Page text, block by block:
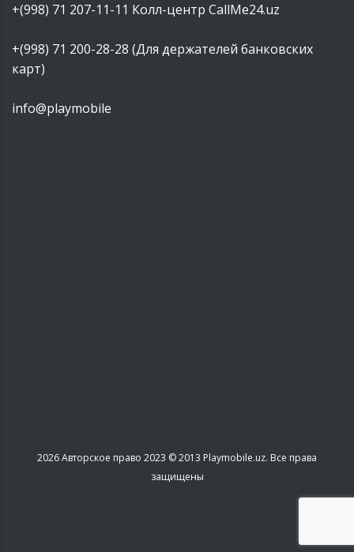
+(998) 71 207-11-11 Колл-центр CallMe24.uz
+(998) 71 200-28-28 (Для держателей банковских
карт)
info@playmobile
2026Авторское право 2023 © 2013 Playmobile.uz. Все права
защищены